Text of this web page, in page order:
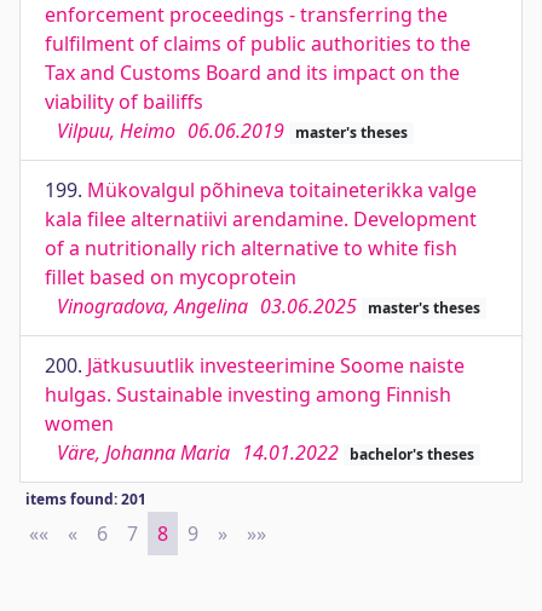
enforcement proceedings - transferring the
fulfilment of claims of public authorities to the
Tax and Customs Board and its impact on the
viability of bailiffs
Vilpuu, Heimo 06.06.2019 master's theses
199. Mükovalgul põhineva toitaineterikka valge
kala filee alternatiivi arendamine. Development
of a nutritionally rich alternative to white fish
fillet based on mycoprotein
Vinogradova, Angelina 03.06.2025 master's theses
200. Jätkusuutlik investeerimine Soome naiste
hulgas. Sustainable investing among Finnish
women
Väre, Johanna Maria 14.01.2022 bachelor's theses
items found: 201
«« First
« Previous
6 7 8 9 » Next
»»